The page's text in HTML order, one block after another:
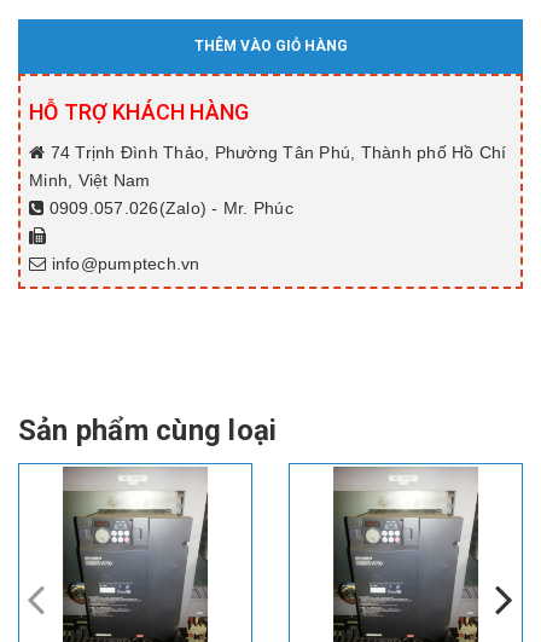
THÊM VÀO GIỎ HÀNG
HỖ TRỢ KHÁCH HÀNG
74 Trịnh Đình Thảo, Phường Tân Phú, Thành phố Hồ Chí
Minh, Việt Nam
0909.057.026(Zalo) - Mr. Phúc
info@pumptech.vn
Sản phẩm cùng loại